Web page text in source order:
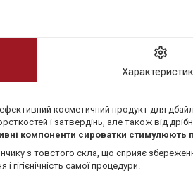
косметичний продукт для
і затвердінь, але також від
компоненти сироватки стимулюють
з товстого скла, що сприяє
гігієнічність самої процедури.